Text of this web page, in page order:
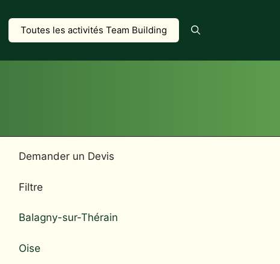
Toutes les activités Team Building
Demander un Devis
Filtre
Balagny-sur-Thérain
Oise